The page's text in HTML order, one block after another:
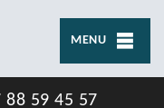
MENU
88 59 45 57